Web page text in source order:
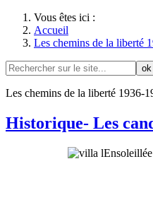
Vous êtes ici :
Accueil
Les chemins de la liberté
ok
Les chemins de la liberté 1936-
Historique- Les